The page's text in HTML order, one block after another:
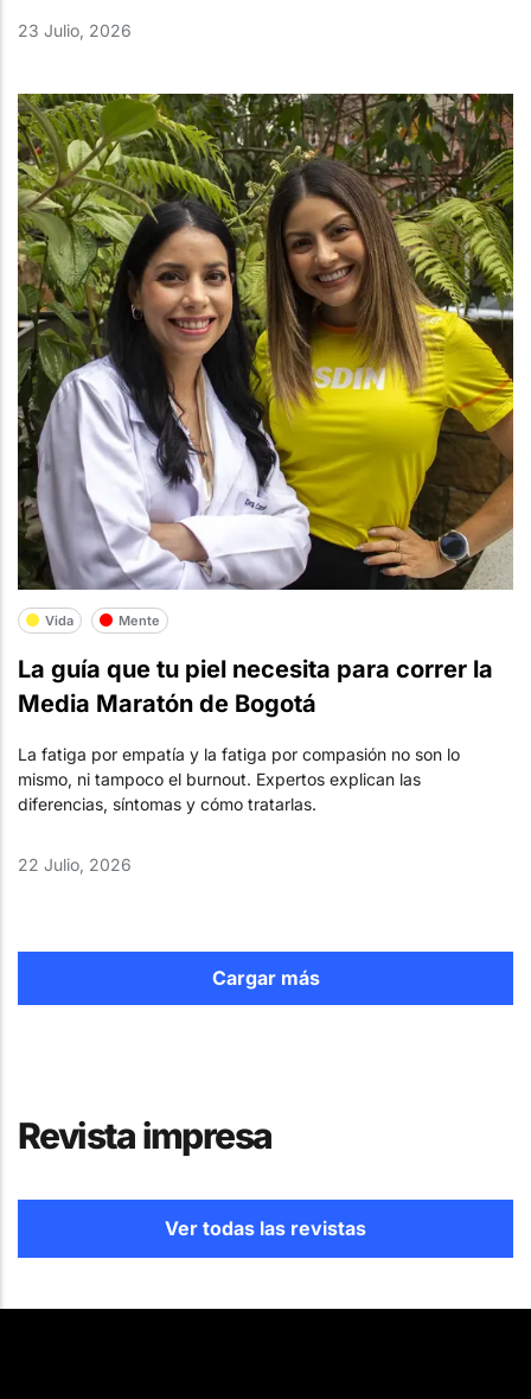
23 Julio, 2026
Vida Mente
La guía que tu piel necesita para correr la
Media Maratón de Bogotá
La fatiga por empatía y la fatiga por compasión no son lo
mismo, ni tampoco el burnout. Expertos explican las
diferencias, síntomas y cómo tratarlas.
22 Julio, 2026
Cargar más
Revista impresa
Ver todas las revistas